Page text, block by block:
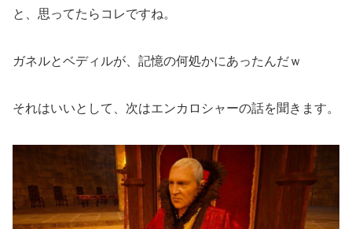
と、思ってたらコレですね。
ガネルとベディルが、記憶の何処かにあったんだｗ
それはいいとして、次はエンカロシャーの話を聞きます。